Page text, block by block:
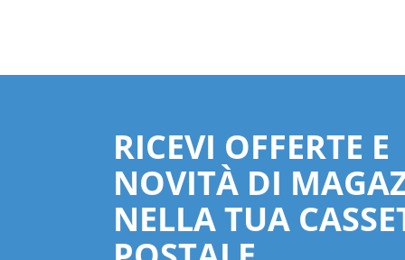
RICEVI OFFERTE E
NOVITÀ DI
NELLA TUA